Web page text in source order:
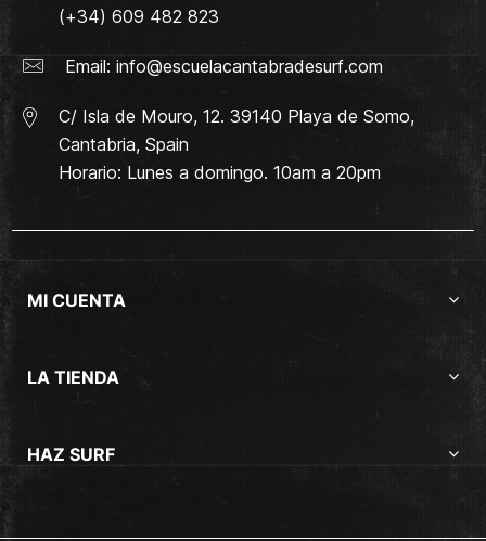
(+34) 609 482 823
Email: info@escuelacantabradesurf.com
C/ Isla de Mouro, 12. 39140 Playa de Somo,
Cantabria, Spain
Horario: Lunes a domingo. 10am a 20pm
MI CUENTA
LA TIENDA
HAZ SURF